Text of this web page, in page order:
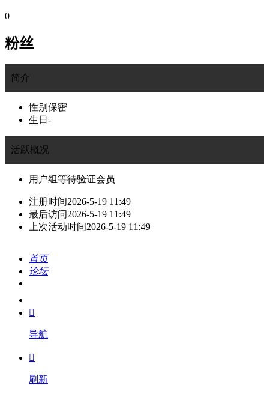
0
粉丝
简介
性别 保密
生日 -
活跃概况
用户组等待验证会员
注册时间2026-5-19 11:49
最后访问2026-5-19 11:49
上次活动时间2026-5-19 11:49
首页
论坛
我的

导航

刷新